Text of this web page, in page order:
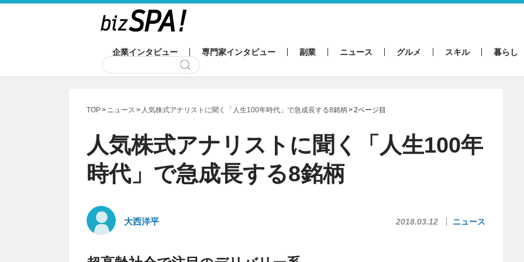
企業インタビュー 専門家インタビュー 副業 ニュース グルメ スキル 暮らし
TOP ニュース 人気株式アナリストに聞く「人生100年時代」で急成長する8銘柄 2ページ目
人気株式アナリストに聞く「人生100年
時代」で急成長する8銘柄
大西洋平 2018.03.12 ニュース